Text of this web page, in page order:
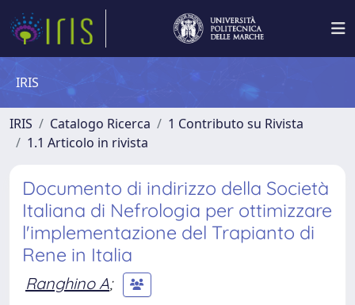
IRIS
IRIS Catalogo Ricerca
1 Contributo su Rivista
1.1 Articolo in rivista
Documento di indirizzo della Società
Italiana di Nefrologia per ottimizzare
l'implementazione del Trapianto di
Rene in Italia
Ranghino A;